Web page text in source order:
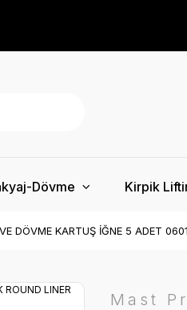
Dövme Kirpik
DÖVME KARTUŞ İĞNE 5 ADET
Mast